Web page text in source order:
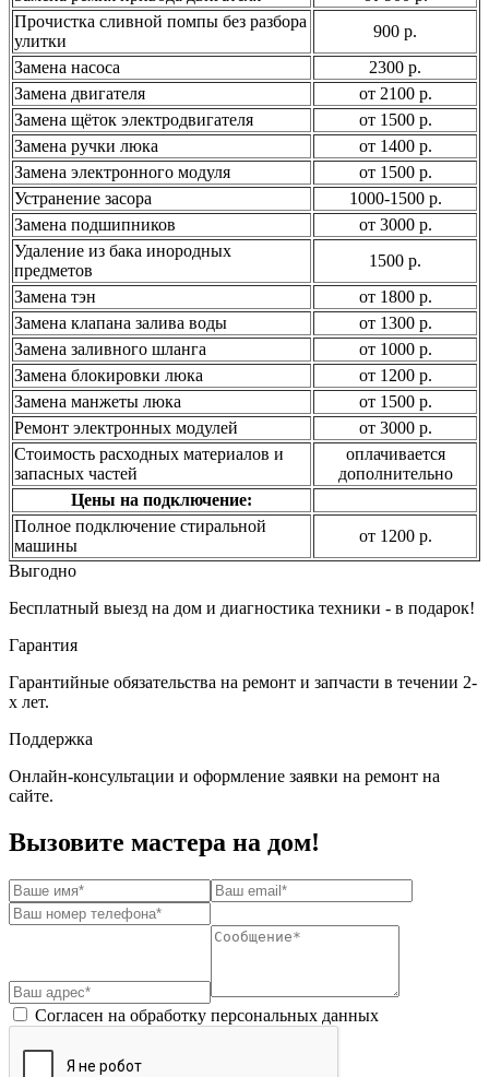
Прочистка сливной помпы без разбора
улитки
900 р.
Замена насоса
2300 р.
Замена двигателя
от 2100 р.
Замена щёток электродвигателя
от 1500 р.
Замена ручки люка
от 1400 р.
Замена электронного модуля
от 1500 р.
Устранение засора
1000-1500 р.
Замена подшипников
от 3000 р.
Удаление из бака инородных
предметов
1500 р.
Замена тэн
от 1800 р.
Замена клапана залива воды
от 1300 р.
Замена заливного шланга
от 1000 р.
Замена блокировки люка
от 1200 р.
Замена манжеты люка
от 1500 р.
Ремонт электронных модулей
от 3000 р.
Стоимость расходных материалов и
запасных частей
оплачивается
дополнительно
Цены на подключение:
Полное подключение стиральной
машины
от 1200 р.
Выгодно
Бесплатный выезд на дом и диагностика техники - в подарок!
Гарантия
Гарантийные обязательства на ремонт и запчасти в течении 2-
х лет.
Поддержка
Онлайн-консультации и оформление заявки на ремонт на
сайте.
Вызовите мастера на дом!
Согласен на обработку персональных данных